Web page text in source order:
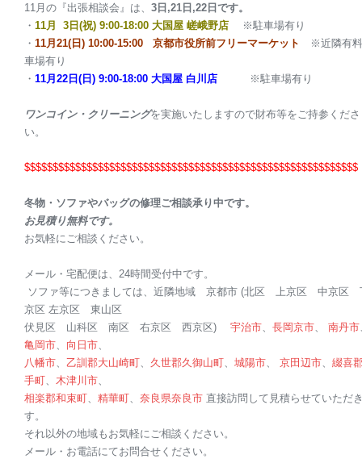
11月 の『出張相談会』は、 3日,21日,22日です。
・ 11月 3日(祝) 9:00-18:00 大国屋嵯峨野店
※駐車場有り
・ 11月21(日)10:00-15:00 京都市役所前フリーマーケット
※近隣有
車場有り
・ 11月22日(日) 9:00-18:00 大国屋 白川店 ※駐車場有り
ワンコイン・クリーニングを実施いたしますので財布等をご持参くださ
い。
$$$$$$$$$$$$$$$$$$$$$$$$$$$$$$$$$$$$$$$$$$$$$$$$$$$$$$$$$$$
冬物・ソファやバッグの修理ご相談承り中です。
お見積り無料です。
お気軽にご相談ください。
メール・宅配便は、24時間受付中です。
ソファ等につきましては、近隣地域 京都市 (北区 上京区 中京区
京区 左京区 東山区
伏見区 山科区 南区 右京区 西京区) 宇治市、 長岡京市、 南丹市
亀岡市、 向日市、
八幡市、 乙訓郡大山崎町、 久世郡久御山町、 城陽市、 京田辺市、 綴喜
手町、 木津川市、
相楽郡和束町、 精華町、 奈良県奈良市直接訪問して見積らせていただ
す。
それ以外の地域もお気軽にご相談ください。
メール・お電話にてお問合せください。